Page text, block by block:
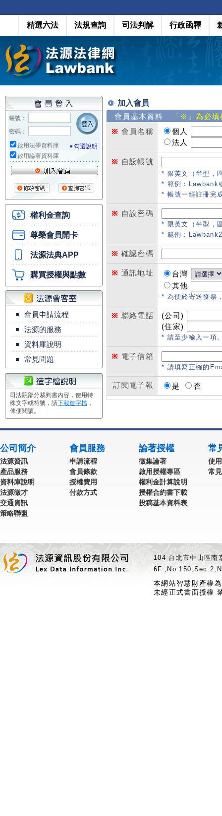
精選六法 法規查詢 司法判解 行政函釋
帳號：
密碼：
勾選說明
啟用法學資料庫
啟用論著資料庫
權利金查詢
尊榮會員開卡
法源法典APP
購買授權與點數
▪ 會員申請流程
▪ 法源的服務
▪ 資料庫說明
▪ 常見問題
司法院部分裁判書內容，使用特
殊文字或符號，請下載造字檔 ，
俾便閱讀。
加入會員
會員基本資料 「※」為必
※ 會員名稱
個人
法人
※ 自設帳號
* 限英文（半型，
* 範例：Lawbank
* 帳號一經註冊完
※ 自設密碼
* 限英文（半型，
* 範例：
※ 確認密碼
※ 通訊地址
台灣
其他
* 為便於寄送發票
※ 聯絡電話
(公司)
(住家)
* 請至少輸入一項
※ 電子信箱
* 請填寫正確的
訂閱電子報 是 否
公司簡介
法源資訊
產品服務
資料庫說明
法源徵才
交通資訊
策略聯盟
會員服務
申請流程
會員條款
授權費用
付款方式
論著授權
徵集論著
啟用授權專區
權利金計算說明
授權合約書下載
投稿基本資料表
常
使
常
104 台北市中山區
本網站智慧財產權
未經正式書面授權